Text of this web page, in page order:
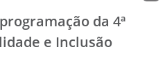
da 4ª
e Inclusão